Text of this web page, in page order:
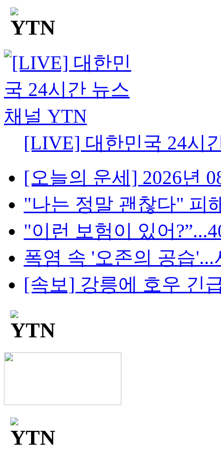
[LIVE] 대한민국 24시
[오늘의 운세] 2026년
"나는 정말 괜찮다" 피
"이런 보험이 있어
폭염 속 '오존의 공습'...
[속보] 강릉에 호우 긴